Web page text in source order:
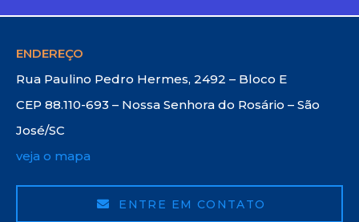
ENDEREÇO
Rua Paulino Pedro Hermes, 2492 – Bloco E
CEP 88.110-693 – Nossa Senhora do Rosário – São
José/SC
veja o mapa
ENTRE EM CONTATO